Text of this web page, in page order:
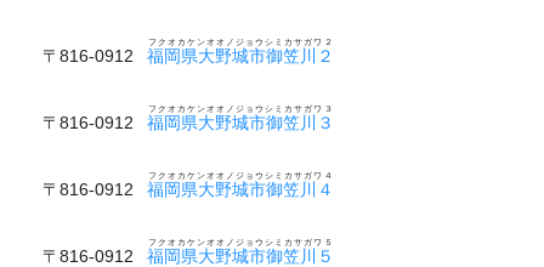
〒816-0912 福岡県大野城市御笠川２
フクオカケンオオノジョウシミカサガワ２
〒816-0912 福岡県大野城市御笠川３
フクオカケンオオノジョウシミカサガワ３
〒816-0912 福岡県大野城市御笠川４
フクオカケンオオノジョウシミカサガワ４
〒816-0912 福岡県大野城市御笠川５
フクオカケンオオノジョウシミカサガワ５